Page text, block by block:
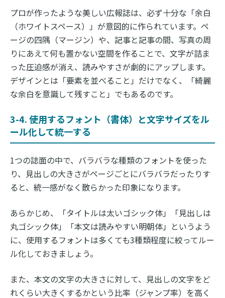
プロが作ったような美しい広報誌は、必ず十分な「余白
（ホワイトスペース）」が意図的に作られています。ペ
ージの四隅（マージン）や、記事と記事の間、写真の周
りにあえて何も置かない空間を作ることで、文字が詰ま
った圧迫感が消え、読みやすさが劇的にアップします。
デザインとは「要素を並べること」だけでなく、「綺麗
な余白を意識して残すこと」でもあるのです。
3-4. 使用するフォント（書体）と文字サイズをル
ール化して統一する
1つの誌面の中で、バラバラな種類のフォントを使った
り、見出しの大きさがページごとにバラバラだったりす
ると、統一感がなく散らかった印象になります。
あらかじめ、「タイトルは太いゴシック体」「見出しは
丸ゴシック体」「本文は読みやすい明朝体」というよう
に、使用するフォントは多くても3種類程度に絞ってルー
ル化しておきましょう。
また、本文の文字の大きさに対して、見出しの文字をど
れくらい大きくするかという比率（ジャンプ率）を高く